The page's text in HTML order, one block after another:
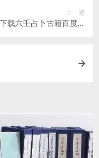
上一篇
载六壬占卜古籍百度网